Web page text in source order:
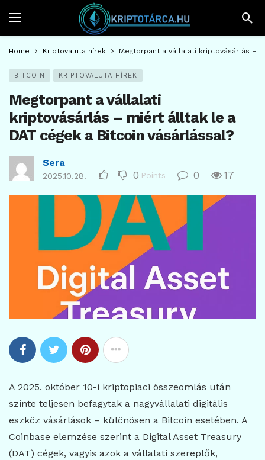
Home Kriptovaluta hírek Megtorpant a vállalati kriptovásárlás –
BITCOIN KRIPTOVALUTA HÍREK
Megtorpant a vállalati
kriptovásárlás – miért álltak le a
DAT cégek a Bitcoin vásárlással?
Sera
2025.10.28. 0 Points 0 17
A 2025. október 10-i kriptopiaci összeomlás után
szinte teljesen befagytak a nagyvállalati digitális
eszköz vásárlások – különösen a Bitcoin esetében. A
Coinbase elemzése szerint a Digital Asset Treasury
(DAT) cégek, vagyis azok a vállalati szereplők,